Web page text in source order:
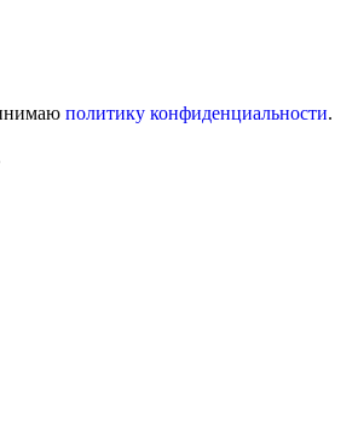
политику конфиденциальности.